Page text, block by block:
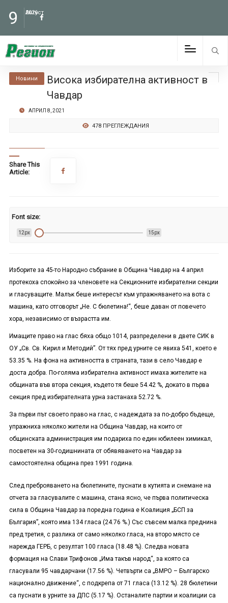
9 Август
2026
Новини
Висока избирателна активност в
Чавдар
АПРИЛ 8, 2021
478 ПРЕГЛЕЖДАНИЯ
Share This
Article:
Font size:
12px 15px
Изборите за 45-то Народно събрание в Община Чавдар на 4 април
протекоха спокойно за членовете на Секционните избирателни секции
и гласуващите. Малък беше интересът към упражняването на вота с
машина, като отговорът „Не. С бюлетина!“, беше даван от повечето
хора, независимо от възрастта им.
Имащите право на глас бяха общо 1014, разпределени в двете СИК в
ОУ „Св. Св. Кирил и Методий”. От тях пред урните се явиха 541, което е
53.35 %. На фона на активността в страната, тази в село Чавдар е
доста добра. По-голяма избирателна активност имаха жителите на
общината във втора секция, където тя беше 54.42 %, докато в първа
секция пред избирателната урна застанаха 52.72 %.
За първи път своето право на глас, с надеждата за по-добро бъдеще,
упражниха няколко жители на Община Чавдар, на които от
общинската администрация им подариха по един юбилеен химикал,
посветен на 30-годишнината от обявяването на Чавдар за
самостоятелна община през 1991 година.
След преброяването на бюлетините, пуснати в кутията и снемане на
отчета за гласувалите с машина, стана ясно, че първа политическа
сила в Община Чавдар за поредна година е Коалиция „БСП за
България”, която има 134 гласа (24.76 %.) Със съвсем малка преднина
пред третия, с разлика от само няколко гласа, на второ място се
нарежда ГЕРБ, с резултат 100 гласа (18.48 %). Следва новата
формация на Слави Трифонов „Има такъв народ“, за която са
гласували 95 чавдарчани (17.56 %). Четвърти са „ВМРО – Българско
национално движение“, с подкрепа от 71 гласа (13.12 %). 28 бюлетини
са пуснати в урните за ДПС (5.17 %). Останалите партии и коалиции са